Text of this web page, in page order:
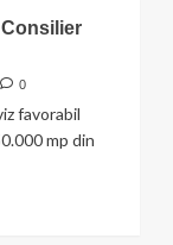
0
favorabil
mp din